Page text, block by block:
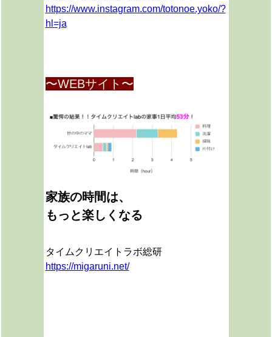
https://www.instagram.com/totonoe.yoko/?
hl=ja
〜WEBサイト〜
家族の時間は、
もっと楽しくなる
タイムクリエイトラボ総研
https://migaruni.net/